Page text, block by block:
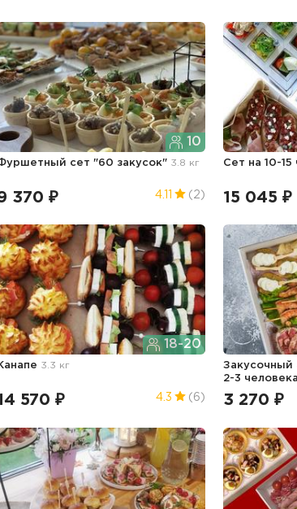
10
сет "60 закусок" 3.8 кг
370 ₽ 4.11 (2)
Сет на 10-
15 045 ₽
18-20
3.3 кг
570 ₽ 4.3 (6)
Закусочный
2-3 человека
3 270 ₽